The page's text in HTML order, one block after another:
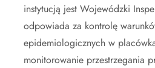
instytucją jest Wojewódzki
odpowiada za kontrolę
epidemiologicznych w
monitorowanie przestrzegania